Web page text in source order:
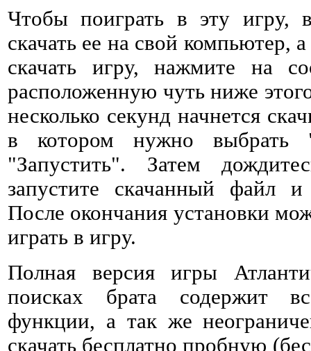
Чтобы поиграть в эту игру,
скачать ее на свой компьютер,
скачать игру, нажмите на
расположенную чуть ниже
несколько секунд начнется
в котором нужно выбрать
"Запустить". Затем
запустите скачанный файл и
После окончания установки
играть в игру.
Полная версия игры
поисках брата содержит
функции, а так же
скачать бесплатно пробную